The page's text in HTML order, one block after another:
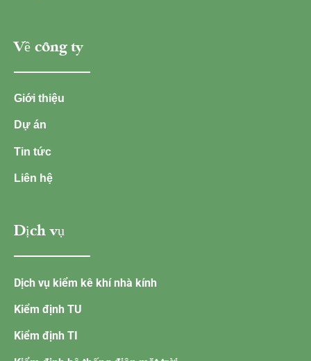
Về công ty
Giới thiệu
Dự án
Tin tức
Liên hệ
Dịch vụ
Dịch vụ kiểm kê khí nhà kính
Kiểm định TU
Kiểm định TI